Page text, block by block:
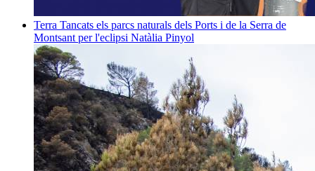
Terra Tancats els parcs naturals dels Ports i de la Serra de
Montsant per l'eclipsi Natàlia Pinyol